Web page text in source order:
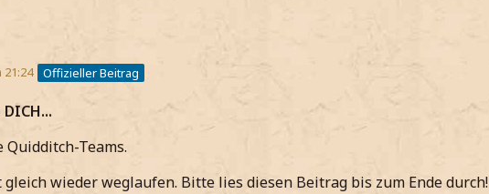
21:24 Offizieller Beitrag
Quidditch-Teams.
gleich wieder weglaufen. Bitte lies diesen Beitrag bis zum Ende durch!